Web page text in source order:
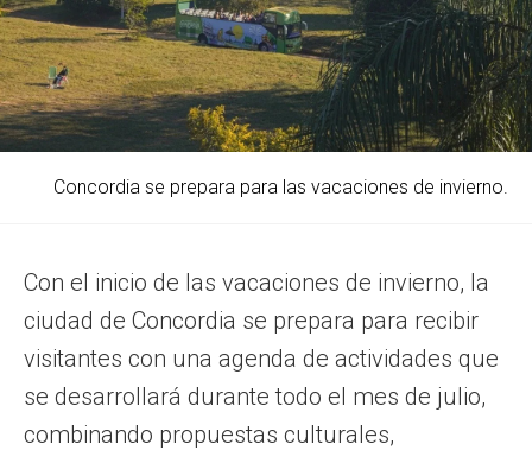
Concordia se prepara para las vacaciones de invierno.
Con el inicio de las vacaciones de invierno, la
ciudad de Concordia se prepara para recibir
visitantes con una agenda de actividades que
se desarrollará durante todo el mes de julio,
combinando propuestas culturales,